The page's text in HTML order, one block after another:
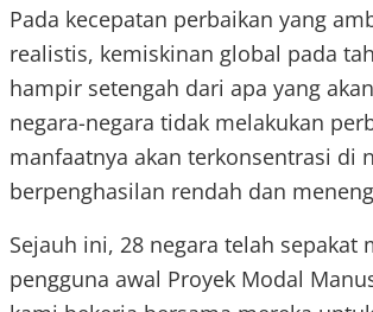
Pada kecepatan perbaikan yang
realistis, kemiskinan global pada
hampir setengah dari apa yang
negara-negara tidak melakukan
manfaatnya akan terkonsentrasi di
berpenghasilan rendah dan
Sejauh ini, 28 negara telah sepakat
pengguna awal Proyek Modal